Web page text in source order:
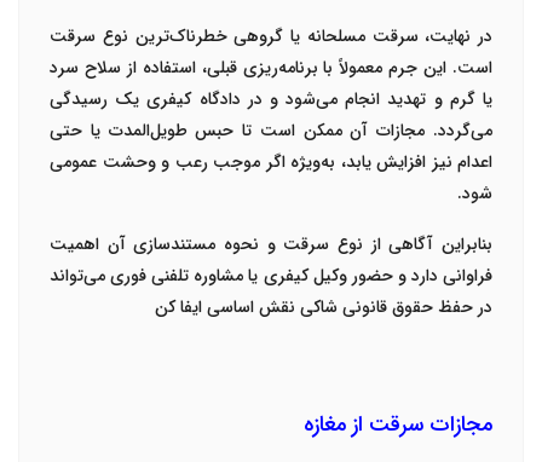
در نهایت،سرقت مسلحانه یا گروهیخطرناک‌ترین نوع سرقت
است. این جرم معمولاً با برنامه‌ریزی قبلی، استفاده از سلاح سرد
یا گرم و تهدید انجام می‌شود و در دادگاه کیفری یک رسیدگی
می‌گردد. مجازات آن ممکن است تا حبس طویل‌المدت یا حتی
اعدام نیز افزایش یابد، به‌ویژه اگر موجب رعب و وحشت عمومی
شود.
بنابراین آگاهی از نوع سرقت و نحوه مستندسازی آن اهمیت
فراوانی دارد و حضوروکیل کیفری یا مشاوره تلفنی فوریمی‌تواند
در حفظ حقوق قانونی شاکی نقش اساسی ایفا کن
مجازات سرقت از مغازه